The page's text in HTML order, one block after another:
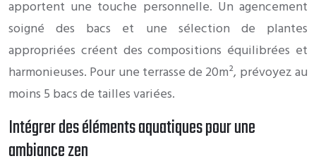
apportent une touche personnelle. Un agencement
soigné des bacs et une sélection de plantes
appropriées créent des compositions équilibrées et
harmonieuses. Pour une terrasse de 20m², prévoyez au
moins 5 bacs de tailles variées.
Intégrer des éléments aquatiques pour une
ambiance zen